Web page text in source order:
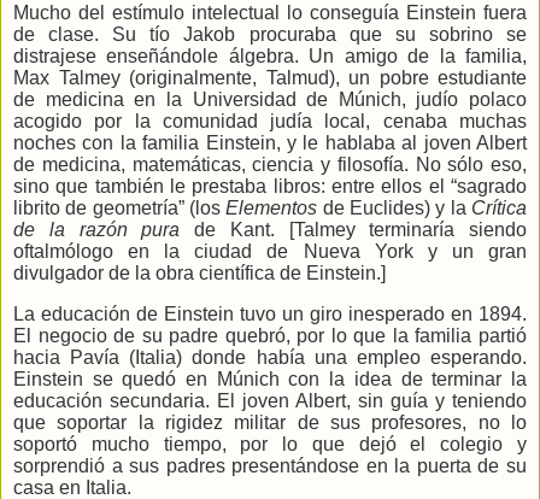
Mucho del estímulo intelectual lo conseguía Einstein fuera
de clase. Su tío Jakob procuraba que su sobrino se
distrajese enseñándole álgebra. Un amigo de la familia,
Max Talmey (originalmente, Talmud), un pobre estudiante
de medicina en la Universidad de Múnich, judío polaco
acogido por la comunidad judía local, cenaba muchas
noches con la familia Einstein, y le hablaba al joven Albert
de medicina, matemáticas, ciencia y filosofía. No sólo eso,
sino que también le prestaba libros: entre ellos el “sagrado
librito de geometría” (losElementos de Euclides) y la Crítica
de la razón pura de Kant. [Talmey terminaría siendo
oftalmólogo en la ciudad de Nueva York y un gran
divulgador de la obra científica de Einstein.]
La educación de Einstein tuvo un giro inesperado en 1894.
El negocio de su padre quebró, por lo que la familia partió
hacia
Pavía (Italia) donde había una empleo esperando.
Einstein se quedó en Múnich con la idea de terminar la
educación secundaria. El joven Albert, sin guía y teniendo
que soportar la rigidez militar de sus profesores, no lo
soportó mucho tiempo, por lo que dejó el colegio y
sorprendió a sus padres presentándose en la puerta de su
casa en Italia.